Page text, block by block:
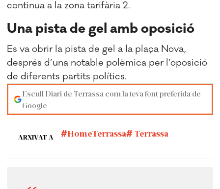
continua a la zona tarifària 2.
Una pista de gel amb oposició
Es va obrir la pista de gel a la plaça Nova,
després d’una notable polèmica per l’oposició
de diferents partits polítics.
Escull Diari de Terrassa com la teva font preferida de
Google
ARXIVAT A HomeTerrassa Terrassa